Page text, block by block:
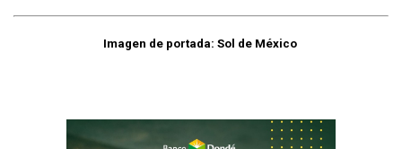
Imagen de portada: Sol de México